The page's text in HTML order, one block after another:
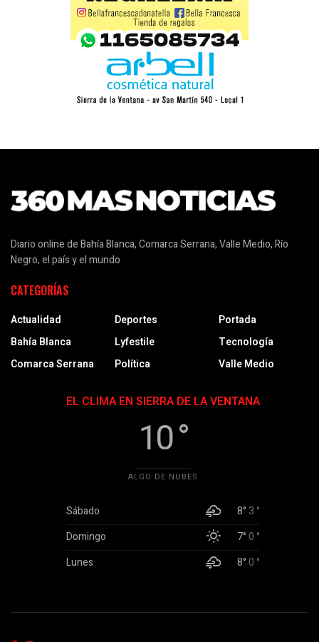
Diario online de Bahía Blanca, Comarca Serrana, Valle Medio, Río
Negro, el país y el mundo
CATEGORÍAS
Actualidad
Bahía Blanca
Comarca Serrana
Deportes
Lyfestile
Política
Portada
Tecnología
Valle Medio
EL CLIMA EN SIERRA DE LA VENTANA
10 °
ALGO DE NUBES
Sábado 8° 3 °
Domingo
7°0 °
Lunes
8°0 °